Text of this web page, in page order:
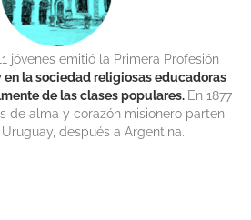
jóvenes emitió la Primera Profesión
en la sociedad religiosas educadoras
de las clases populares. En 1877
de alma y corazón misionero parten
después a Argentina.